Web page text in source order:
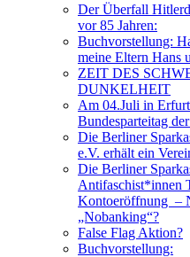
Der Überfall
vor 85 Jahren:
Buchvorstellung:
meine Eltern Hans
ZEIT DES
DUNKELHEIT
Am 04.Juli in
Bundesparteitag
Die Berliner
e.V. erhält ein
Die Berliner
Kontoeröffnung –
„Nobanking“?
False Flag Aktion?
Buchvorstellung: